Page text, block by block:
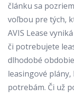
článku sa
voľbou pre tých,
AVIS Lease
či potrebujete
dlhodobé
leasingové
potrebám. Či už